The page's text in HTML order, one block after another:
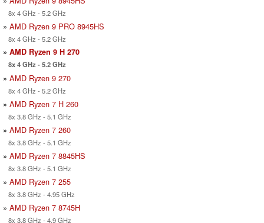
8x 4 GHz - 5.2 GHz
» AMD Ryzen 9 PRO 8945HS
8x 4 GHz - 5.2 GHz
» AMD Ryzen 9 H 270
8x 4 GHz - 5.2 GHz
» AMD Ryzen 9 270
8x 4 GHz - 5.2 GHz
» AMD Ryzen 7 H 260
8x 3.8 GHz - 5.1 GHz
» AMD Ryzen 7 260
8x 3.8 GHz - 5.1 GHz
» AMD Ryzen 7 8845HS
8x 3.8 GHz - 5.1 GHz
» AMD Ryzen 7 255
8x 3.8 GHz - 4.95 GHz
» AMD Ryzen 7 8745H
8x 3.8 GHz - 4.9 GHz